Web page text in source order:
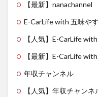
【最新】nanachannel
E-CarLife with 五味や
【人気】E-CarLife
【最新】E-CarLife
年収チャンネル
【人気】年収チャンネ